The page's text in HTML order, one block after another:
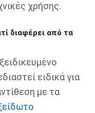
χρήσης.
διαφέρει από τα
ειδικά για
με τα